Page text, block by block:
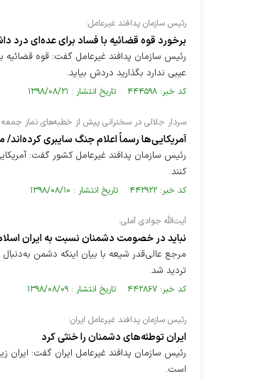
رئیس سازمان پدافند غیرعامل:
برخورد قوه قضائیه با فساد برای عده‌ای
رئیس سازمان پدافند غیرعامل گفت: قوه قضائیه
عیبی ندارد بگذارید دردش بیاید.
کد خبر: ۴۴۴۵۹۸ تاریخ انتشار : ۱۳۹۸/۰۸/۲۱
سردار جلالی در سخنرانی پیش از خطبه‌های نماز جمعه
آمریکایی‌ها رسماً اعلام جنگ سایبری
رئیس سازمان پدافند غیرعامل کشور گفت:
کنند.
کد خبر: ۴۴۲۹۲۲ تاریخ انتشار : ۱۳۹۸/۰۸/۱۰
آیت‌الله جوادی آملی:
نباید در خصومت دشمنان نسبت به ایران
مرجع عالی‌قدر شیعه با بیان اینکه دشمن
تردید شد.
کد خبر: ۴۴۲۸۶۷ تاریخ انتشار : ۱۳۹۸/۰۸/۰۹
رئیس سازمان پدافند غیرعامل ایران:
ایران توطئه‌های دشمنان را خنثی کرد
رئیس سازمان پدافند غیرعامل ایران گفت:
است.